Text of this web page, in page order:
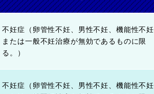
不妊症（卵管性不妊、男性不妊、機能性不妊
または一般不妊治療が無効であるものに限
る。）
不妊症（卵管性不妊、男性不妊、機能性不妊